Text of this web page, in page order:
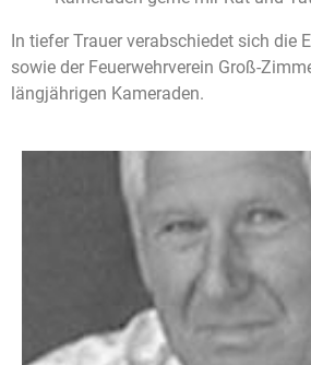
In tiefer Trauer verabschiedet sich die
sowie der Feuerwehrverein Groß-
längjährigen Kameraden.